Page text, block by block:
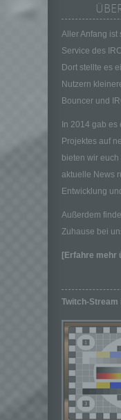
Aller Anfang ist
Service des
Dort stellte es
Nutzern
Bouncer und
In 2014 gab
Projektes auf
bieten wir
aktuelle News
Entwicklung
Außerdem
Zuhause bei
[Erfahre mehr
Twitch-
g)
juristische
oder
und Mittel
das Recht
so kann der
h)
juristische
oder
verarbeitet.
i)
Empfänger
Person,
Stelle, der
offengelegt